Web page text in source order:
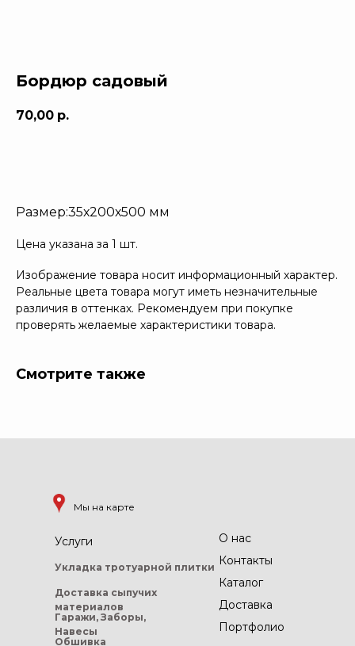
Бордюр садовый
70,00 р.
Размер:35х200х500 мм
Цена указана за 1 шт.
Изображение товара носит информационный характер.
Реальные цвета товара могут иметь незначительные
различия в оттенках. Рекомендуем при покупке
проверять желаемые характеристики товара.
Смотрите также
О нас
Доставка
Контакты
Услуги
Каталог
Портфолио
Укладка тротуарной плитки
Доставка сыпучих
материалов
Гаражи, Заборы,
Навесы
Обшивка
Мы на карте